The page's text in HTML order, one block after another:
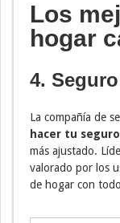
Los
hogar
4.
La compañía de
hacer tu
más ajustado.
valorado por los
de hogar con